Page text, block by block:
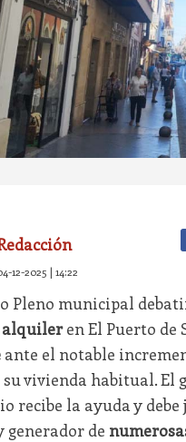
12-2025 | 14:22
Pleno municipal
alquileren El Puerto de
ante el notable
vivienda habitual. El
recibe la ayuda y
generador de